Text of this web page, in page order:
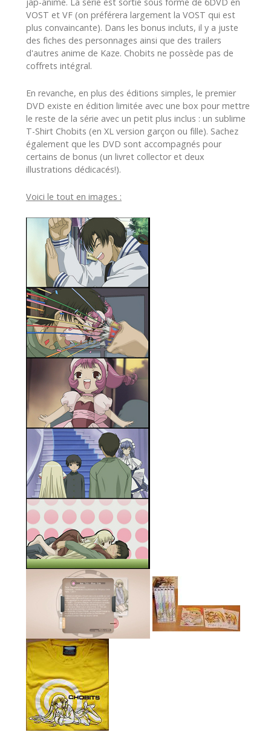
VOST et VF (on préférera largement la VOST qui est
plus convaincante). Dans les bonus incluts, il y a juste
des fiches des personnages ainsi que des trailers
d'autres anime de Kaze. Chobits ne possède pas de
coffrets intégral.
En revanche, en plus des éditions simples, le premier
DVD existe en édition limitée avec une box pour mettre
le reste de la série avec un petit plus inclus : un sublime
T-Shirt Chobits (en XL version garçon ou fille). Sachez
également que les DVD sont accompagnés pour
certains de bonus (un livret collector et deux
illustrations dédicacés!).
Voici le tout en images :